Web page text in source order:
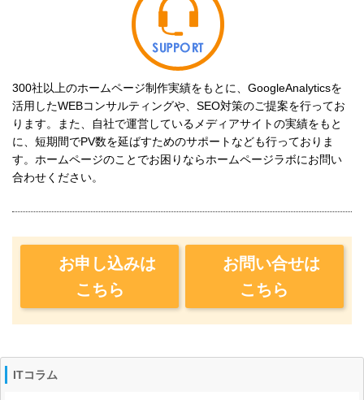
300社以上のホームページ制作実績をもとに、GoogleAnalyticsを
活用したWEBコンサルティングや、SEO対策のご提案を行ってお
ります。また、自社で運営しているメディアサイトの実績をもと
に、短期間でPV数を延ばすためのサポートなども行っておりま
す。ホームページのことでお困りならホームページラボにお問い
合わせください。
お申し込みは
こちら
お問い合せは
こちら
ITコラム